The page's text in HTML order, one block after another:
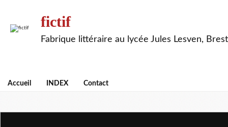
fictif
Fabrique littéraire au lycée Jules Lesven, Brest
Accueil INDEX Contact